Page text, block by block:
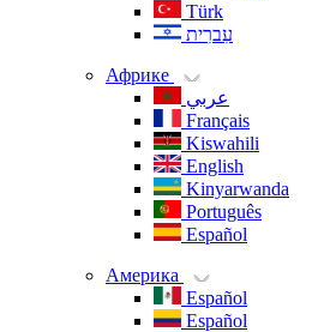
Türk
עִברִית
Африке
عربي
Français
Kiswahili
English
Kinyarwanda
Português
Español
Америка
Español
Español